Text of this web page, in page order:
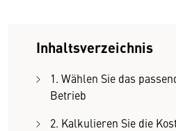
Inhaltsverzeichnis
1. Wählen Sie das
Betrieb
2. Kalkulieren Sie die